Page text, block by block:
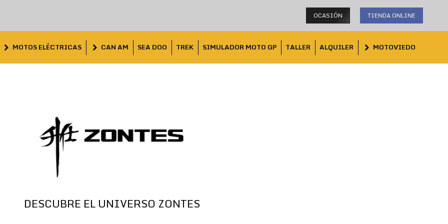
OCASIÓN TIENDA ONLINE
MOTOS ELÉCTRICAS CAN AM SEA DOO TREK SIMULADOR MOTO GP TALLER ALQUILER MOTOVIEDO
DESCUBRE EL UNIVERSO ZONTES